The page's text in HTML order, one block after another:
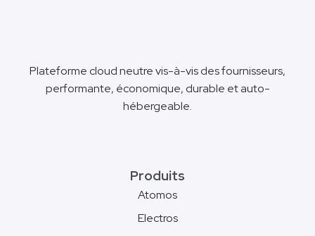
Plateforme cloud neutre vis-à-vis des fournisseurs,
performante, économique, durable et auto-
hébergeable.
Produits
Atomos
Electros